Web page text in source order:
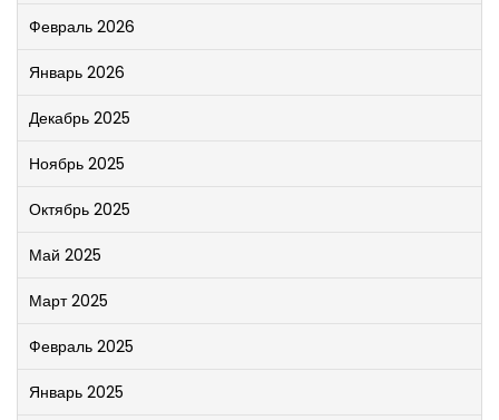
Февраль 2026
Январь 2026
Декабрь 2025
Ноябрь 2025
Октябрь 2025
Май 2025
Март 2025
Февраль 2025
Январь 2025